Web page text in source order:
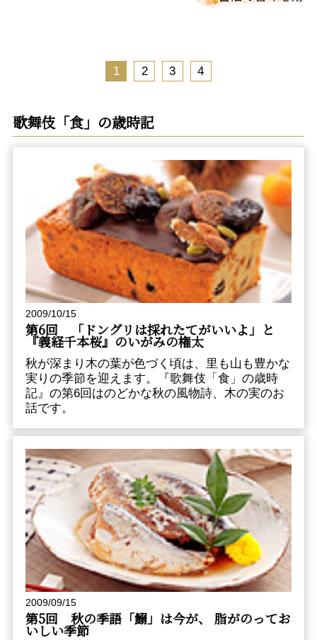
1 2 3 4
歌舞伎「食」の歳時記
2009/10/15
第6回 「ドングリは採れたてがいいよ」と
『義経千本桜』のいがみの権太
秋が深まり木の葉が色づく頃は、里も山も豊かな
実りの季節を迎えます。『歌舞伎「食」の歳時
記』の第6回はのどかな秋の風物詩、木の実のお
話です。
2009/09/15
第5回 秋の季語「鰯」は今が、 脂がのってお
いしい季節